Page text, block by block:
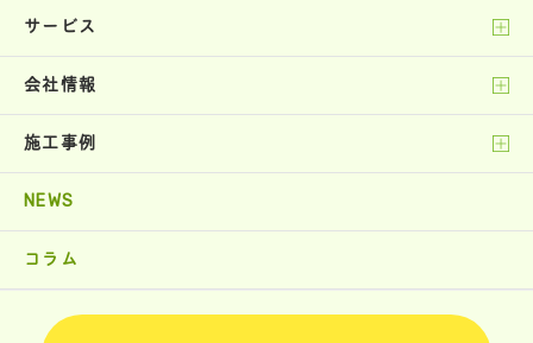
サービス
会社情報
施工事例
NEWS
コラム